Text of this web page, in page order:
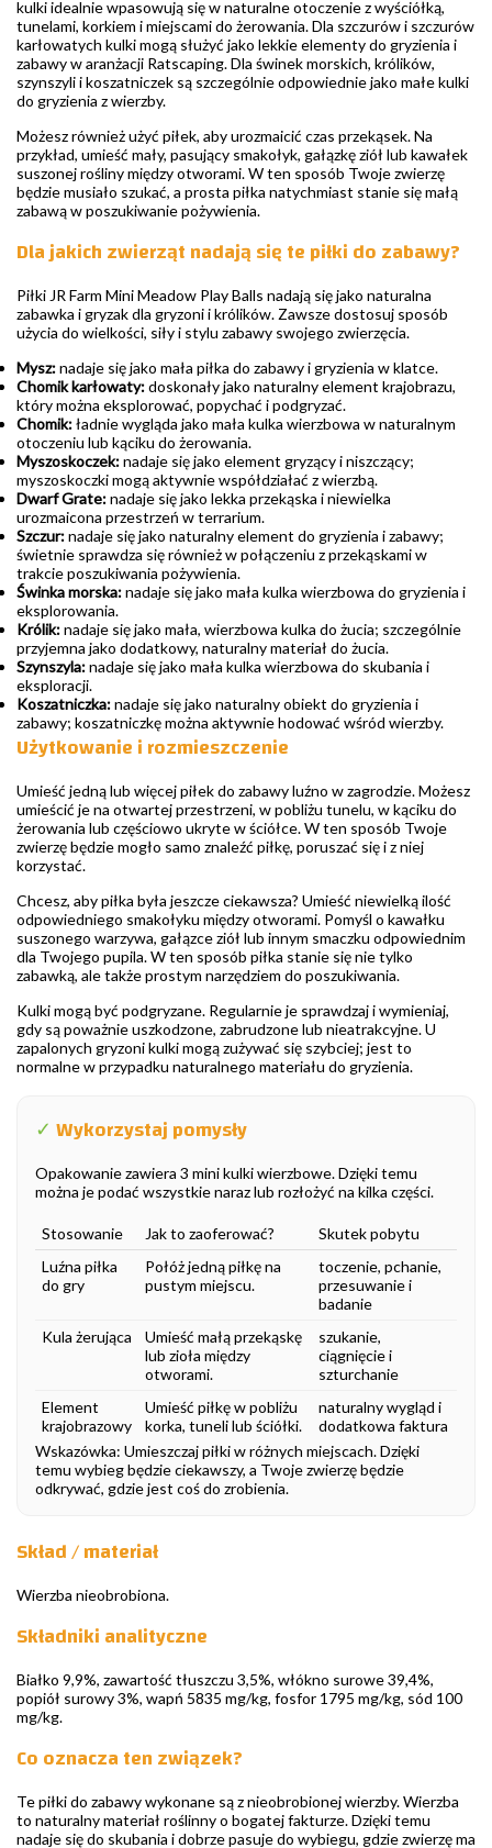
kulki idealnie wpasowują się w naturalne otoczenie z wyściółką,
tunelami, korkiem i miejscami do żerowania. Dla szczurów i szczurów
karłowatych kulki mogą służyć jako lekkie elementy do gryzienia i
zabawy w aranżacji Ratscaping. Dla świnek morskich, królików,
szynszyli i koszatniczek są szczególnie odpowiednie jako małe kulki
do gryzienia z wierzby.
Możesz również użyć piłek, aby urozmaicić czas przekąsek. Na
przykład, umieść mały, pasujący smakołyk, gałązkę ziół lub kawałek
suszonej rośliny między otworami. W ten sposób Twoje zwierzę
będzie musiało szukać, a prosta piłka natychmiast stanie się małą
zabawą w poszukiwanie pożywienia.
Dla jakich zwierząt nadają się te piłki do zabawy?
Piłki JR Farm Mini Meadow Play Balls nadają się jako naturalna
zabawka i gryzak dla gryzoni i królików. Zawsze dostosuj sposób
użycia do wielkości, siły i stylu zabawy swojego zwierzęcia.
Mysz:nadaje się jako mała piłka do zabawy i gryzienia w klatce.
Chomik karłowaty:doskonały jako naturalny element krajobrazu,
który można eksplorować, popychać i podgryzać.
Chomik:ładnie wygląda jako mała kulka wierzbowa w naturalnym
otoczeniu lub kąciku do żerowania.
Myszoskoczek:nadaje się jako element gryzący i niszczący;
myszoskoczki mogą aktywnie współdziałać z wierzbą.
Dwarf Grate:nadaje się jako lekka przekąska i niewielka
urozmaicona przestrzeń w terrarium.
Szczur:nadaje się jako naturalny element do gryzienia i zabawy;
świetnie sprawdza się również w połączeniu z przekąskami w
trakcie poszukiwania pożywienia.
Świnka morska:nadaje się jako mała kulka wierzbowa do gryzienia i
eksplorowania.
Królik:nadaje się jako mała, wierzbowa kulka do żucia; szczególnie
przyjemna jako dodatkowy, naturalny materiał do żucia.
Szynszyla:nadaje się jako mała kulka wierzbowa do skubania i
eksploracji.
Koszatniczka:nadaje się jako naturalny obiekt do gryzienia i
zabawy; koszatniczkę można aktywnie hodować wśród wierzby.
Użytkowanie i rozmieszczenie
Umieść jedną lub więcej piłek do zabawy luźno w zagrodzie. Możesz
umieścić je na otwartej przestrzeni, w pobliżu tunelu, w kąciku do
żerowania lub częściowo ukryte w ściółce. W ten sposób Twoje
zwierzę będzie mogło samo znaleźć piłkę, poruszać się i z niej
korzystać.
Chcesz, aby piłka była jeszcze ciekawsza? Umieść niewielką ilość
odpowiedniego smakołyku między otworami. Pomyśl o kawałku
suszonego warzywa, gałązce ziół lub innym smaczku odpowiednim
dla Twojego pupila. W ten sposób piłka stanie się nie tylko
zabawką, ale także prostym narzędziem do poszukiwania.
Kulki mogą być podgryzane. Regularnie je sprawdzaj i wymieniaj,
gdy są poważnie uszkodzone, zabrudzone lub nieatrakcyjne. U
zapalonych gryzoni kulki mogą zużywać się szybciej; jest to
normalne w przypadku naturalnego materiału do gryzienia.
✓ Wykorzystaj pomysły
Opakowanie zawiera 3 mini kulki wierzbowe. Dzięki temu
można je podać wszystkie naraz lub rozłożyć na kilka części.
Stosowanie Jak to zaoferować?
Skutek pobytu
Luźna piłka
do gry
Połóż jedną piłkę na
pustym miejscu.
toczenie, pchanie,
przesuwanie i
badanie
Kula żerująca
Umieść małą przekąskę
lub zioła między
otworami.
szukanie,
ciągnięcie i
szturchanie
Element
krajobrazowy
Umieść piłkę w pobliżu
korka, tuneli lub ściółki.
naturalny wygląd i
dodatkowa faktura
Wskazówka: Umieszczaj piłki w różnych miejscach. Dzięki
temu wybieg będzie ciekawszy, a Twoje zwierzę będzie
odkrywać, gdzie jest coś do zrobienia.
Skład / materiał
Wierzba nieobrobiona.
Składniki analityczne
Białko 9,9%, zawartość tłuszczu 3,5%, włókno surowe 39,4%,
popiół surowy 3%, wapń 5835 mg/kg, fosfor 1795 mg/kg, sód 100
mg/kg.
Co oznacza ten związek?
Te piłki do zabawy wykonane są z nieobrobionej wierzby. Wierzba
to naturalny materiał roślinny o bogatej fakturze. Dzięki temu
nadaje się do skubania i dobrze pasuje do wybiegu, gdzie zwierzę ma